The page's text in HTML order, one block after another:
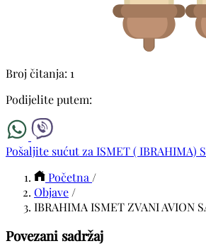
Broj čitanja: 1
Podijelite putem:
Pošaljite sućut za ISMET ( IBRAHIMA)
Početna /
Objave /
IBRAHIMA ISMET ZVANI AVION
Povezani sadržaj